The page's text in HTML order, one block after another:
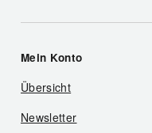
Mein Konto
Übersicht
Newsletter